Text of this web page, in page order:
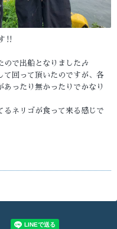
‼️
ので出船となりました🎶
て回って頂いたのですが、各
ったり無かったりでかなり
るネリゴが食って来る感じで